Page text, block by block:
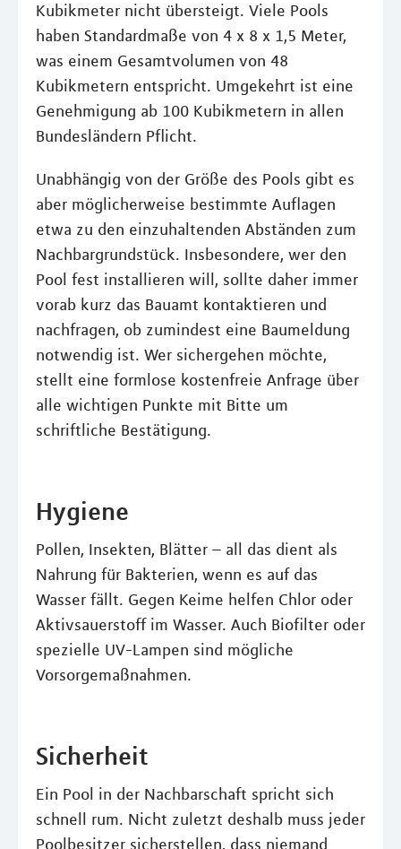
Kubikmeter nicht übersteigt. Viele Pools
haben Standardmaße von 4 x 8 x 1,5 Meter,
was einem Gesamtvolumen von 48
Kubikmetern entspricht. Umgekehrt ist eine
Genehmigung ab 100 Kubikmetern in allen
Bundesländern Pflicht.
Unabhängig von der Größe des Pools gibt es
aber möglicherweise bestimmte Auflagen
etwa zu den einzuhaltenden Abständen zum
Nachbargrundstück. Insbesondere, wer den
Pool fest installieren will, sollte daher immer
vorab kurz das Bauamt kontaktieren und
nachfragen, ob zumindest eine Baumeldung
notwendig ist. Wer sichergehen möchte,
stellt eine formlose kostenfreie Anfrage über
alle wichtigen Punkte mit Bitte um
schriftliche Bestätigung.
Hygiene
Pollen, Insekten, Blätter – all das dient als
Nahrung für Bakterien, wenn es auf das
Wasser fällt. Gegen Keime helfen Chlor oder
Aktivsauerstoff im Wasser. Auch Biofilter oder
spezielle UV-Lampen sind mögliche
Vorsorgemaßnahmen.
Sicherheit
Ein Pool in der Nachbarschaft spricht sich
schnell rum. Nicht zuletzt deshalb muss jeder
Poolbesitzer sicherstellen, dass niemand